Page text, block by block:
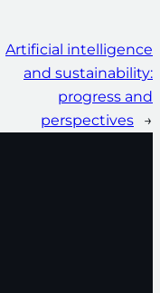
Artificial intelligence
and sustainability:
progress and
perspectives
→